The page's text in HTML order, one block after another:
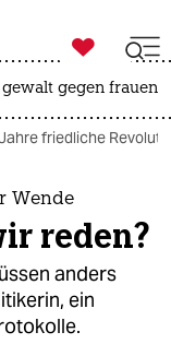

taz zahl ich
gewalt gegen frauen
friedliche
Wende
reden?
anders
ein